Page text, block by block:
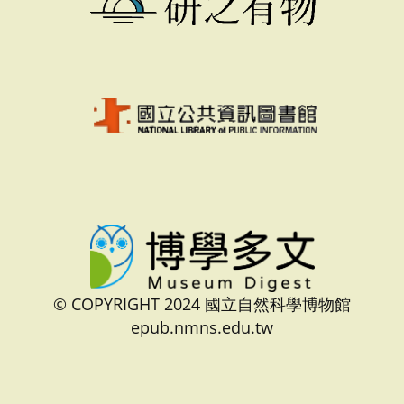
© COPYRIGHT 2024 國立自然科學博物館
epub.nmns.edu.tw